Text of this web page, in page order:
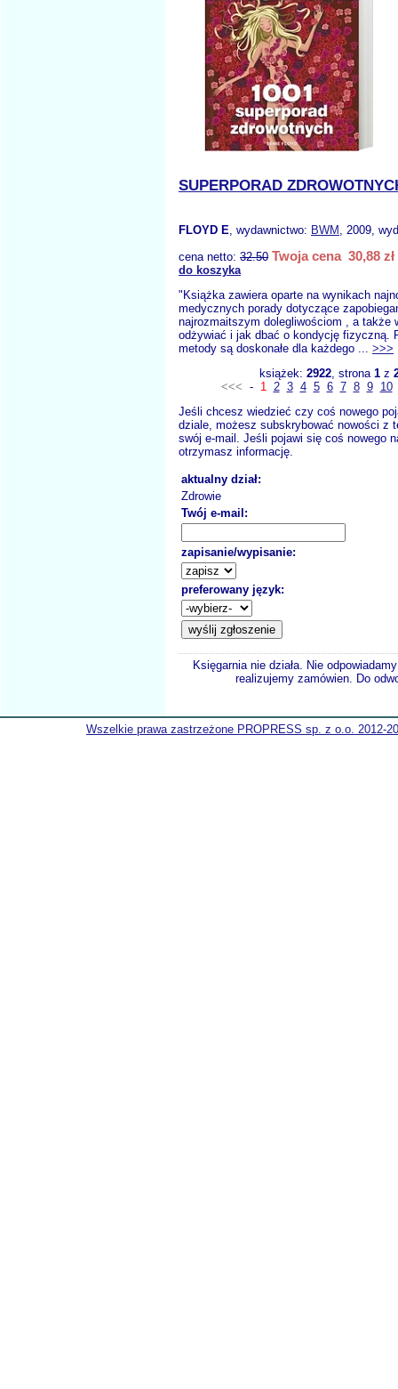
SUPERPORAD
FLOYD E, wydawnictwo: BWM , 2009,
cena netto: 32.50 Twoja cena 30,88 zł
do koszyka
"Książka zawiera oparte na wynikach
medycznych porady dotyczące
najrozmaitszym dolegliwościom , a także
odżywiać i jak dbać o kondycję fizyczną.
metody są doskonałe dla każdego ... >>>
książek: 2922, strona 1z
<<< - 1 2 3 4 5 6 7 8 9
10
Jeśli chcesz wiedzieć czy coś nowego
dziale, możesz subskrybować nowości z
swój e-mail. Jeśli pojawi się coś nowego
otrzymasz informację.
aktualny dział:
Zdrowie
Twój e-mail:
zapisanie/wypisanie:
preferowany język:
Księgarnia nie działa. Nie
realizujemy zamówien. Do
Wszelkie prawa zastrzeżone PROPRESS sp. z o.o. 2012-